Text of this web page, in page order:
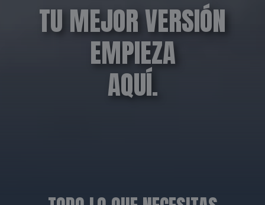
TU MEJOR VERSIÓN
EMPIEZA
AQUÍ.